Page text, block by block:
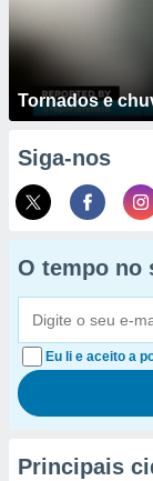
Tornados e
Siga-nos
O tempo no
Eu li e aceito a
Principais